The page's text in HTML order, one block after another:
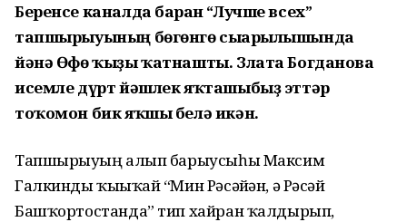
Беренсе каналда барған “Лучше всех”
тапшырыуының бөгөнгө сығарылышында
йәнә Өфө ҡыҙы ҡатнашты. Злата Богданова
исемле дүрт йәшлек яҡташыбыҙ эттәр
тоҡомон бик яҡшы белә икән.
Тапшырыуҙың алып барыусыһы Максим
Галкинды ҡыҙыҡай “Мин Рәсәйҙән, ә Рәсәй
Башҡортостанда” тип хайран ҡалдырып,